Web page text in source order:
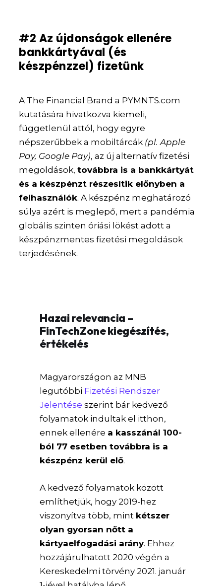
#2 Az újdonságok ellenére
bankkártyával (és
készpénzzel) fizetünk
A The Financial Brand a PYMNTS.com
kutatására hivatkozva kiemeli,
függetlenül attól, hogy egyre
népszerűbbek a mobiltárcák (pl. Apple
Pay, Google Pay), az új alternatív fizetési
megoldások,továbbra is a bankkártyát
és a készpénzt részesítik előnyben a
felhasználók. A készpénz meghatározó
súlya azért is meglepő, mert a pandémia
globális szinten óriási lökést adott a
készpénzmentes fizetési megoldások
terjedésének.
Hazai relevancia –
FinTechZone kiegészítés,
értékelés
Magyarországon az MNB
legutóbbi Fizetési Rendszer
Jelentése szerint bár kedvező
folyamatok indultak el itthon,
ennek ellenére a kasszánál 100-
ból 77 esetben továbbra is a
készpénz kerül elő.
A kedvező folyamatok között
említhetjük, hogy 2019-hez
viszonyítva több, mint kétszer
olyan gyorsan nőtt a
kártyaelfogadási arány. Ehhez
hozzájárulhatott 2020 végén a
Kereskedelmi törvény 2021. január